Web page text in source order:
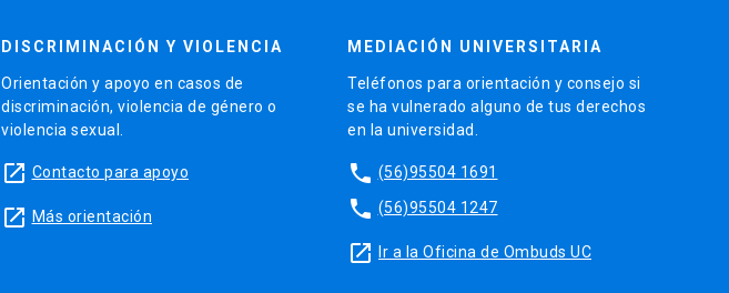
DISCRIMINACIÓN Y VIOLENCIA
Orientación y apoyo en casos de
discriminación, violencia de género o
violencia sexual.
launch Contacto para apoyo
launch Más orientación
MEDIACIÓN UNIVERSITARIA
Teléfonos para orientación y consejo si
se ha vulnerado alguno de tus derechos
en la universidad.
phone (56)95504 1691
phone (56)95504 1247
launch Ir a la Oficina de Ombuds UC